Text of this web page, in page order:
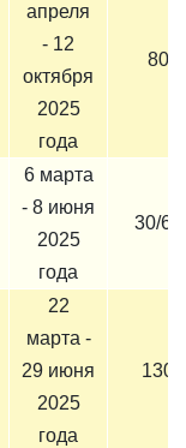
апреля
- 12
октября
2025
года
80
6 марта
- 8 июня
2025
года
30/
22
марта -
29 июня
2025
года
130